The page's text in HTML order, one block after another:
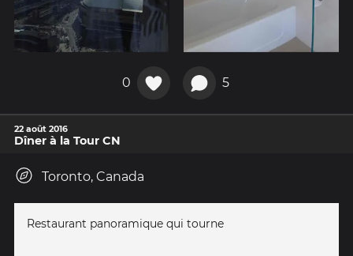
0 5
22 août 2016
Dîner à la Tour CN
Toronto, Canada
Restaurant panoramique qui tourne